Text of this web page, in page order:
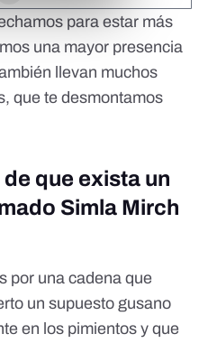
para estar más
una mayor presencia
llevan muchos
que te desmontamos
que exista un
Simla Mirch
por una cadena que
un supuesto gusano
en los pimientos y que